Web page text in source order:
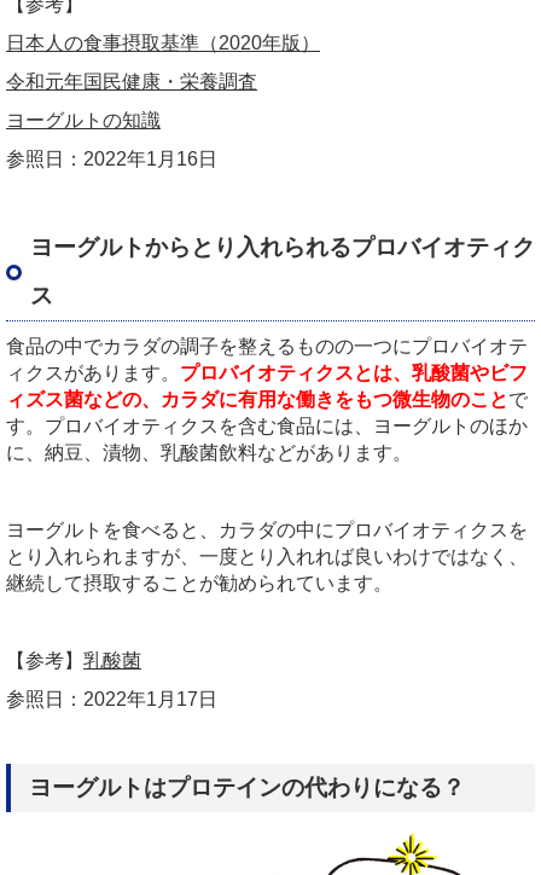
日本人の食事摂取基準（2020年版）
令和元年国民健康・栄養調査
ヨーグルトの知識
参照日：2022年1月16日
ヨーグルトからとり入れられるプロバイオティク
ス
食品の中でカラダの調子を整えるものの一つにプロバイオテ
ィクスがあります。 プロバイオティクスとは、乳酸菌やビフ
ィズス菌などの、カラダに有用な働きをもつ微生物のことで
す。プロバイオティクスを含む食品には、ヨーグルトのほか
に、納豆、漬物、乳酸菌飲料などがあります。
ヨーグルトを食べると、カラダの中にプロバイオティクスを
とり入れられますが、一度とり入れれば良いわけではなく、
継続して摂取することが勧められています。
【参考】 乳酸菌
参照日：2022年1月17日
ヨーグルトはプロテインの代わりになる？